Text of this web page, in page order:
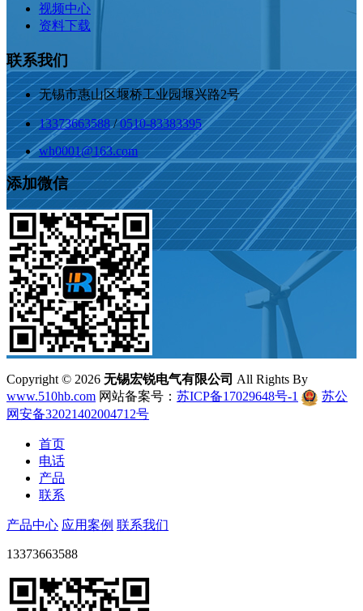
视频中心
资料下载
联系我们
无锡市惠山区堰桥工业园堰兴路2号
13373663588/0510-83383395
wh0001@163.com
添加微信
Copyright © 2026 无锡宏锐电气有限公司 All Rights By
www.510hb.com 网站备案号： 苏ICP备17029648号-1
苏公
网安备32021402004712号
首页
电话
产品
联系
产品中心 应用案例 联系我们
13373663588